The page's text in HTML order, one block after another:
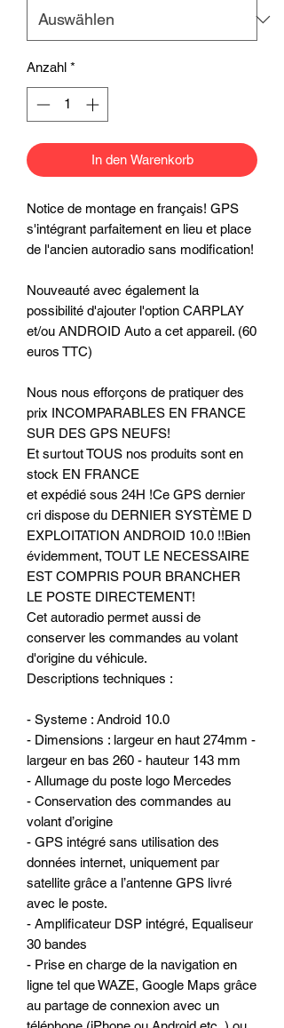
Anzahl *
In den Warenkorb
Notice de montage en français! GPS
s'intégrant parfaitement en lieu et place
de l'ancien autoradio sans modification!
Nouveauté avec également la
possibilité d'ajouter l'option CARPLAY
et/ou ANDROID Auto a cet appareil. (60
euros TTC)
Nous nous efforçons de pratiquer des
prix INCOMPARABLES EN FRANCE
SUR DES GPS NEUFS!
Et surtout TOUS nos produits sont en
stock EN FRANCE
et expédié sous 24H !Ce GPS dernier
cri dispose du DERNIER SYSTÈME D
EXPLOITATION ANDROID 10.0 !!Bien
évidemment, TOUT LE NECESSAIRE
EST COMPRIS POUR BRANCHER
LE POSTE DIRECTEMENT!
Cet autoradio permet aussi de
conserver les commandes au volant
d'origine du véhicule.
Descriptions techniques :
- Systeme : Android 10.0
- Dimensions : largeur en haut 274mm -
largeur en bas 260 - hauteur 143 mm
- Allumage du poste logo Mercedes
- Conservation des commandes au
volant d’origine
- GPS intégré sans utilisation des
données internet, uniquement par
satellite grâce a l’antenne GPS livré
avec le poste.
- Amplificateur DSP intégré, Equaliseur
30 bandes
- Prise en charge de la navigation en
ligne tel que WAZE, Google Maps grâce
au partage de connexion avec un